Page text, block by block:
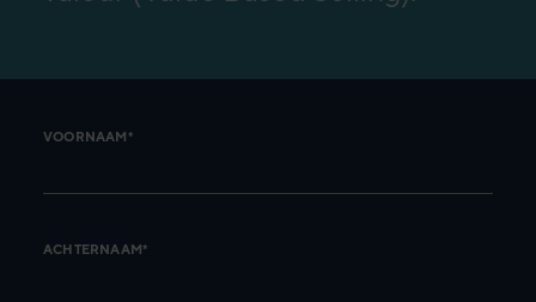
VOORNAAM*
ACHTERNAAM*